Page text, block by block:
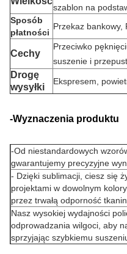
szablon na
Sposób
płatności
Przekaz bankowy,
Cechy
Przeciwko
suszenie i
Drogę
wysyłki
Ekspresem,
-Wyznaczenia produktu
-Od niestandardowych
gwarantujemy precyzyjne
- Dzięki sublimacji, ciesz się
projektami w dowolnym
przez trwałą odporność
Nasz wysokiej wydajności
odprowadzania wilgoci, aby
sprzyjając szybkiemu